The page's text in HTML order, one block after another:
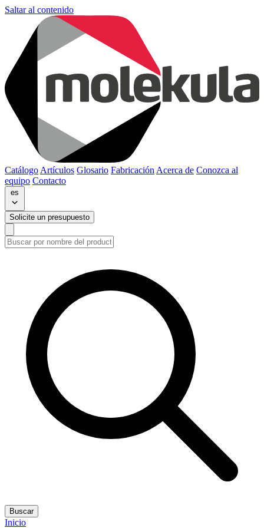
Saltar al contenido
Catálogo Artículos Glosario Fabricación Acerca de Conozca al
equipo Contacto
es
Solicite un presupuesto
Buscar
Inicio